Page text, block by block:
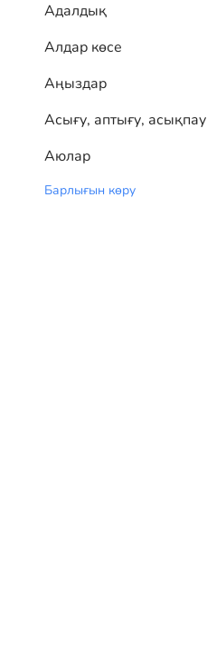
Адалдық
Алдар көсе
Аңыздар
Асығу, аптығу, асықпау
Аюлар
Барлығын көру